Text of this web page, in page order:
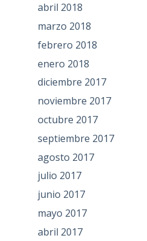
abril 2018
marzo 2018
febrero 2018
enero 2018
diciembre 2017
noviembre 2017
octubre 2017
septiembre 2017
agosto 2017
julio 2017
junio 2017
mayo 2017
abril 2017